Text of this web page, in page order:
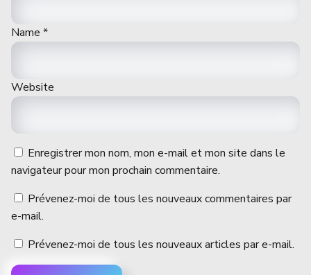
Name *
Website
Enregistrer mon nom, mon e-mail et mon site dans le
navigateur pour mon prochain commentaire.
Prévenez-moi de tous les nouveaux commentaires par
e-mail.
Prévenez-moi de tous les nouveaux articles par e-mail.